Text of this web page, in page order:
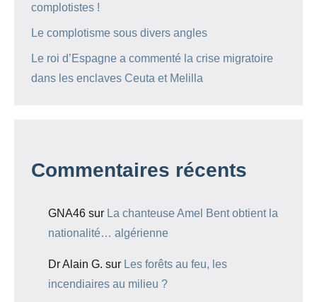
complotistes !
Le complotisme sous divers angles
Le roi d’Espagne a commenté la crise migratoire
dans les enclaves Ceuta et Melilla
Commentaires récents
GNA46 sur La chanteuse Amel Bent obtient la
nationalité… algérienne
Dr Alain G. sur Les forêts au feu, les
incendiaires au milieu ?